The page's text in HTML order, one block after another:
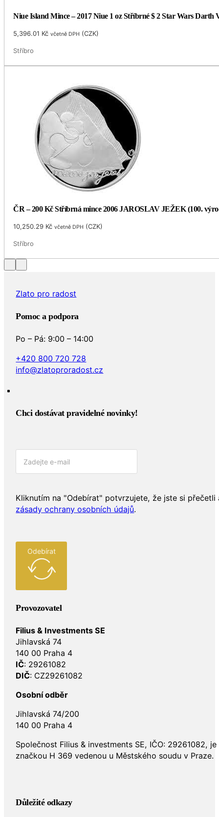
Niue Island Mince – 2017 Niue 1 oz Stříbrné $ 2 Star Wars Darth
5,396.01 Kč včetně DPH (CZK)
Stříbro
ČR – 200 Kč Stříbrná mince 2006 JAROSLAV JEŽEK (100.
10,250.29 Kč včetně DPH (CZK)
Stříbro
Zlato pro radost
Pomoc a podpora
Po – Pá: 9:00 – 14:00
+420 800 720 728
info@zlatoproradost.cz
Chci dostávat pravidelné novinky!​
Kliknutím na "Odebírat" potvrzujete, že jste si přečetli
zásady ochrany osobních údajů.
Odebírat
Provozovatel
Filius & Investments SE
Jihlavská 74
140 00 Praha 4
IČ: 29261082
DIČ: CZ29261082
Osobní odběr
Jihlavská 74/200
140 00 Praha 4
Společnost Filius & investments SE, IČO: 29261082,
značkou H 369 vedenou u Městského soudu v Praze.
Důležité odkazy